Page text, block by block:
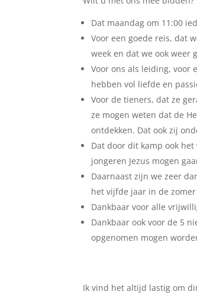
Dat maandag om 11:00
Voor een goede reis, dat
week en dat we ook weer
Voor ons als leiding, voor
hebben vol liefde en
Voor de tieners, dat ze
ze mogen weten dat de
ontdekken. Dat ook zij
Dat door dit kamp ook
jongeren Jezus mogen
Daarnaast zijn we zeer
het vijfde jaar in de
Dankbaar voor alle
Dankbaar ook voor de 5
opgenomen mogen
Ik vind het altijd lastig om